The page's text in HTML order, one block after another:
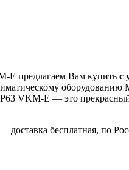
E предлагаем Вам купить с
VKM-E — это
доставка бесплатная, по